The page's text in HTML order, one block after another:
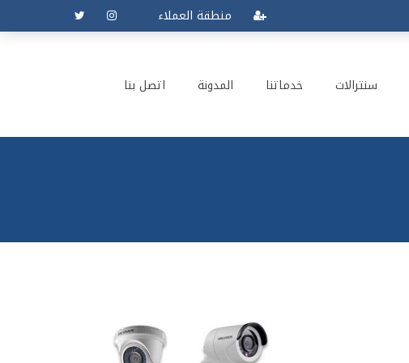
منطقة العملاء
سنترالات خدماتنا المدونة اتصل بنا